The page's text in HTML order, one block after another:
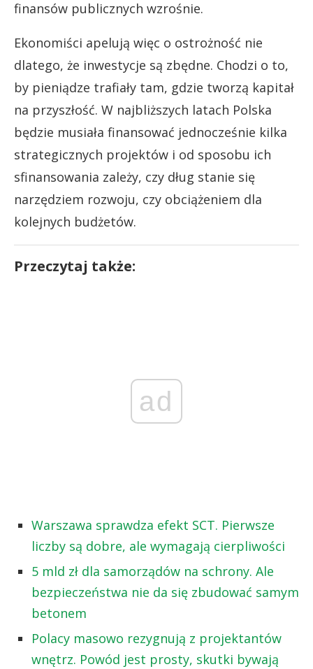
finansów publicznych wzrośnie.
Ekonomiści apelują więc o ostrożność nie
dlatego, że inwestycje są zbędne. Chodzi o to,
by pieniądze trafiały tam, gdzie tworzą kapitał
na przyszłość. W najbliższych latach Polska
będzie musiała finansować jednocześnie kilka
strategicznych projektów i od sposobu ich
sfinansowania zależy, czy dług stanie się
narzędziem rozwoju, czy obciążeniem dla
kolejnych budżetów.
Przeczytaj także:
ad
Warszawa sprawdza efekt SCT. Pierwsze
liczby są dobre, ale wymagają cierpliwości
5 mld zł dla samorządów na schrony. Ale
bezpieczeństwa nie da się zbudować samym
betonem
Polacy masowo rezygnują z projektantów
wnętrz. Powód jest prosty, skutki bywają